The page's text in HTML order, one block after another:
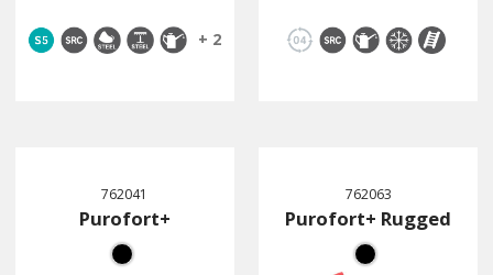
+ 2
762041
Purofort+
762063
Purofort+ Rugged